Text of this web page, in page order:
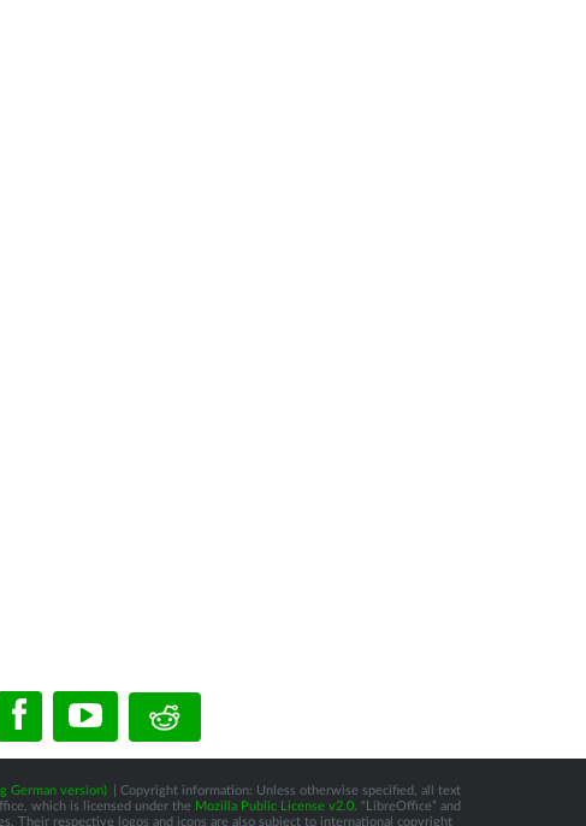
German version)
| Copyright information: Unless otherwise specified, all text
which is licensed under the Mozilla Public License v2.0. “LibreOffice” and
Their respective logos and icons are also subject to international copyright